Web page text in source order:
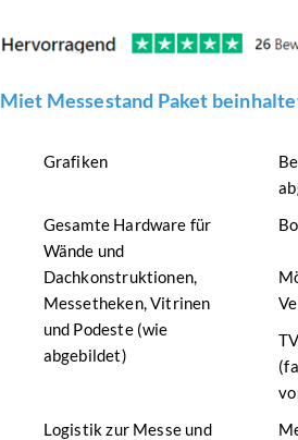
Miet Messestand Paket
Grafiken
Gesamte Hardware für
Wände und
Dachkonstruktionen,
Messetheken, Vitrinen
und Podeste (wie
abgebildet)
Logistik zur Messe und